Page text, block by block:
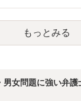
トです。 記録中に
を説明できる資料
要になります。「フラ
確立されている
することが強く予想さ
れば、医学知識はも
もっとみる
男女問題に強い弁護